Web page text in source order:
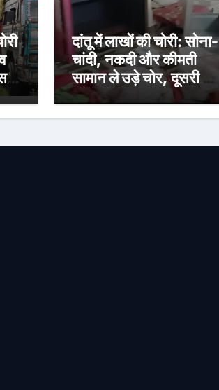
दांतू में लाखों की चोरी: सोना-
चांदी, नकदी और कीमती
सामान ले उड़े चोर, दूसरी बार
निशाना बना वही घर